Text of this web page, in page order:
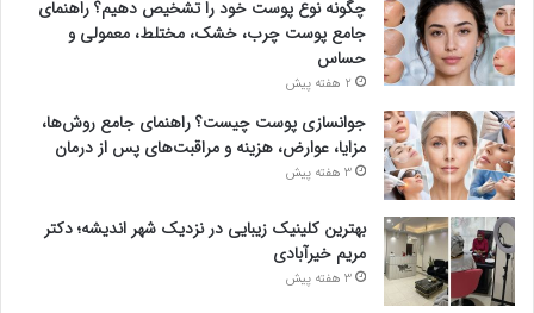
چگونه نوع پوست خود را تشخیص دهیم؟ راهنمای
جامع پوست چرب، خشک، مختلط، معمولی و
حساس
2 هفته پیش
جوانسازی پوست چیست؟ راهنمای جامع روش‌ها،
مزایا، عوارض، هزینه و مراقبت‌های پس از درمان
3 هفته پیش
بهترین کلینیک زیبایی در نزدیک شهر اندیشه؛ دکتر
مریم خیرآبادی
3 هفته پیش